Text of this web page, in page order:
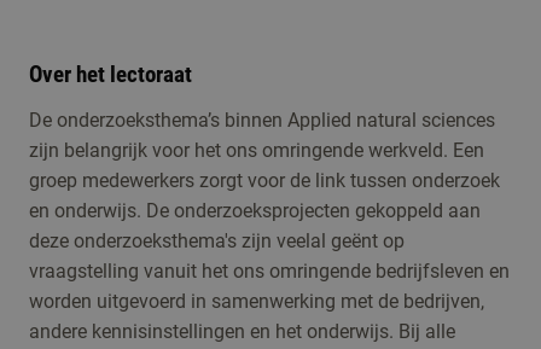
Over het lectoraat
De onderzoeksthema’s binnen Applied natural sciences
zijn belangrijk voor het ons omringende werkveld. Een
groep medewerkers zorgt voor de link tussen onderzoek
en onderwijs. De onderzoeksprojecten gekoppeld aan
deze onderzoeksthema's zijn veelal geënt op
vraagstelling vanuit het ons omringende bedrijfsleven en
worden uitgevoerd in samenwerking met de bedrijven,
andere kennisinstellingen en het onderwijs. Bij alle